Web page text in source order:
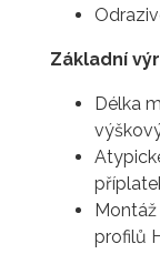
Základní
Délka
profilů